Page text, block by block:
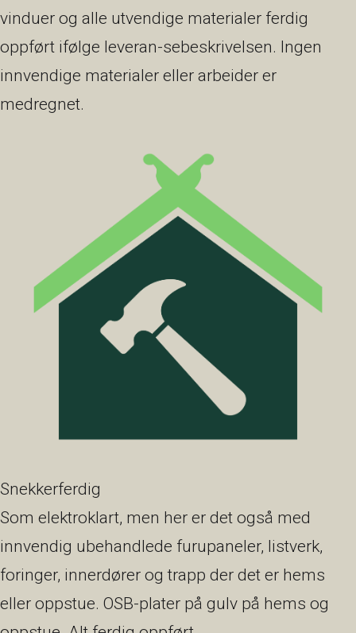
vinduer og alle utvendige materialer ferdig
oppført ifølge leveran-sebeskrivelsen. Ingen
innvendige materialer eller arbeider er
medregnet.
Snekkerferdig
Som elektroklart, men her er det også med
innvendig ubehandlede furupaneler, listverk,
foringer, innerdører og trapp der det er hems
eller oppstue. OSB-plater på gulv på hems og